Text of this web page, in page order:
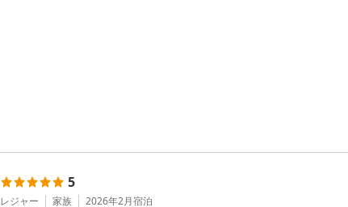
5
レジャー 家族 2026年2月宿泊